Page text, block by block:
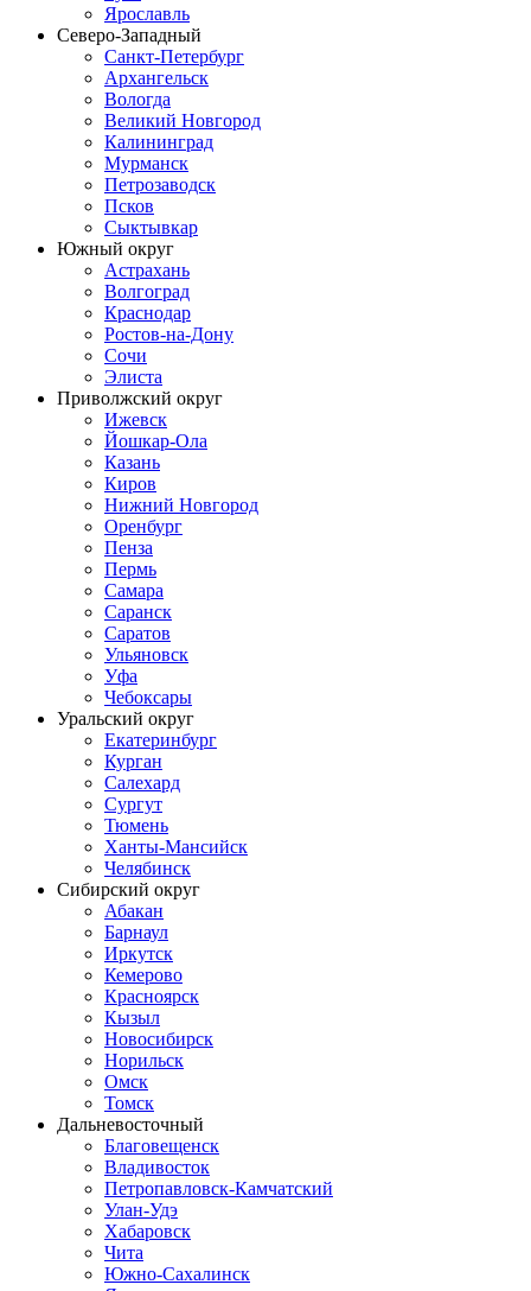
Ярославль
Северо-Западный
Санкт-Петербург
Архангельск
Вологда
Великий Новгород
Калининград
Мурманск
Петрозаводск
Псков
Сыктывкар
Южный округ
Астрахань
Волгоград
Краснодар
Ростов-на-Дону
Сочи
Элиста
Приволжский округ
Ижевск
Йошкар-Ола
Казань
Киров
Нижний Новгород
Оренбург
Пенза
Пермь
Самара
Саранск
Саратов
Ульяновск
Уфа
Чебоксары
Уральский округ
Екатеринбург
Курган
Салехард
Сургут
Тюмень
Ханты-Мансийск
Челябинск
Сибирский округ
Абакан
Барнаул
Иркутск
Кемерово
Красноярск
Кызыл
Новосибирск
Норильск
Омск
Томск
Дальневосточный
Благовещенск
Владивосток
Петропавловск-Камчатский
Улан-Удэ
Хабаровск
Чита
Южно-Сахалинск